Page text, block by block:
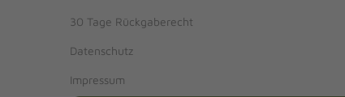
30 Tage Rückgaberecht
Datenschutz
Impressum